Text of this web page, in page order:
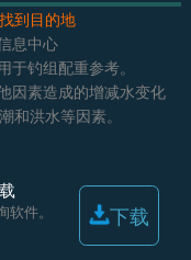
到目的地
息中心
于钓组配重参考。
因素造成的增减水变化
和洪水等因素。
件。 下载